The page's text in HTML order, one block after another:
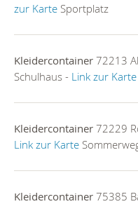
zur Karte Sportplatz
Kleidercontainer 72213
Schulhaus - Link zur Karte
Kleidercontainer 72229
Link zur Karte
Kleidercontainer 75385